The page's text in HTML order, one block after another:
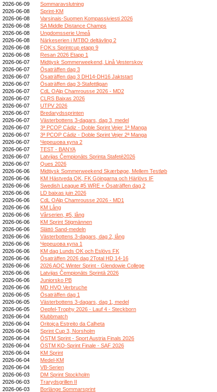
2026-06-09
Sommaravslutning
2026-06-08
Sprint-KM
2026-06-08
Varsinais-Suomen Kompassiviesti 2026
2026-06-08
SA Middle Distance Champs
2026-06-08
Ungdomsserie Umeå
2026-06-08
Närkeserien i MTBO deltävling 2
2026-06-08
FOK:s Sprintcup etapp 9
2026-06-08
Resan 2026 Etapp 1
2026-06-07
Midtjysk Sommerweekend, Linå Vesterskov
2026-06-07
Ösaträffen dag 3
2026-06-07
Ösaträffen dag 3 DH14-DH16 Jaktstart
2026-06-07
Ösaträffen dag 3-Stafettligan
2026-06-07
CdL OAlp Chamrousse 2026 - MD2
2026-06-07
CLRS Baixas 2026
2026-06-07
UTPV 2026
2026-06-07
Bredarydssprinten
2026-06-07
Västerbottens 3-dagars, dag 3, medel
2026-06-07
3ª PCOP Cádiz - Doble Sprint Vejer 1ª Manga
2026-06-07
3ª PCOP Cádiz - Doble Sprint Vejer 2ª Manga
2026-06-07
Черешова купа 2
2026-06-07
TEST - BANYA
2026-06-07
Latvijas Čempionāts Sprinta Stafetē2026
2026-06-07
Ques 2026
2026-06-06
Midtjysk Sommerweekend Skærbøge, Mellem Testløb
2026-06-06
KM Hästveda OK, FK Göingarna och Härlövs IF
2026-06-06
Swedish League #5 WRE + Ösaträffen dag 2
2026-06-06
LD baixas juin 2026
2026-06-06
CdL OAlp Chamrousse 2026 - MD1
2026-06-06
KM Lång
2026-06-06
Vårserien, #5, lång
2026-06-06
KM Sprint Stigmännen
2026-06-06
Slättö Sand-medeln
2026-06-06
Västerbottens 3-dagars, dag 2, lång
2026-06-06
Черешова купа 1
2026-06-06
KM dag Lunds OK och Eslövs FK
2026-06-06
Ösaträffen 2026 dag 2Total HD 14-16
2026-06-06
2026 AOC Winter Sprint - Glendowie College
2026-06-06
Latvijas Čempionāts Sprintā 2026
2026-06-06
Juniorsko PB
2026-06-06
MD HVO Verbruche
2026-06-05
Ösaträffen dag 1
2026-06-05
Västerbottens 3-dagars, dag 1, medel
2026-06-05
Oepfel-Trophy 2026 - Lauf 4 - Steckborn
2026-06-04
Klubbmatch
2026-06-04
Oritoiça Estreito da Calheta
2026-06-04
Sprint Cup 3, Norsholm
2026-06-04
ÖSTM Sprint - Sport Austria Finals 2026
2026-06-04
ÖSTM KO-Sprint Finale - SAF 2026
2026-06-04
KM Sprint
2026-06-04
Medel-KM
2026-06-04
VB-Serien
2026-06-03
DM Sprint Stockholm
2026-06-03
Trarydsgrillen II
2026-06-03
Borlänge Sommarsprint